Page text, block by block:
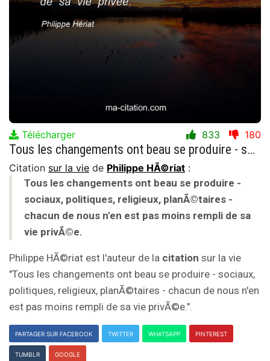
Télécharger 833 180
Tous les changements ont beau se produire - sociaux, politiques, religieux, planÃ©taires - chacun de nous n'en est pas moins rempli de sa vie privÃ©e.
Citation sur la vie de Philippe HÃ©riat :
Tous les changements ont beau se produire -
sociaux, politiques, religieux, planÃ©taires -
chacun de nous n'en est pas moins rempli de sa
vie privÃ©e.
Philippe HÃ©riat est l'auteur de la citation sur la vie
"Tous les changements ont beau se produire - sociaux,
politiques, religieux, planÃ©taires - chacun de nous n'en
est pas moins rempli de sa vie privÃ©e.".
PARTAGER SUR FACEBOOK TWITTER WHATSAPP PINTEREST
TUMBLR GOOGLE